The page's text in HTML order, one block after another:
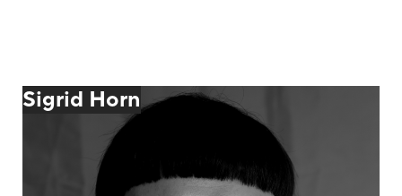
Sigrid Horn
Kontakt
Blackboard
Bibliothek